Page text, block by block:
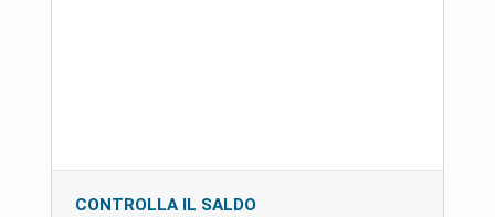
CONTROLLA IL SALDO